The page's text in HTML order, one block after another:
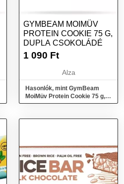
GYMBEAM MOIMÜV
PROTEIN COOKIE 75 G,
DUPLA CSOKOLÁDÉ
1 090 Ft
Alza
Hasonlók, mint GymBeam
MoiMüv Protein Cookie 75 g,
dupla csokoládé